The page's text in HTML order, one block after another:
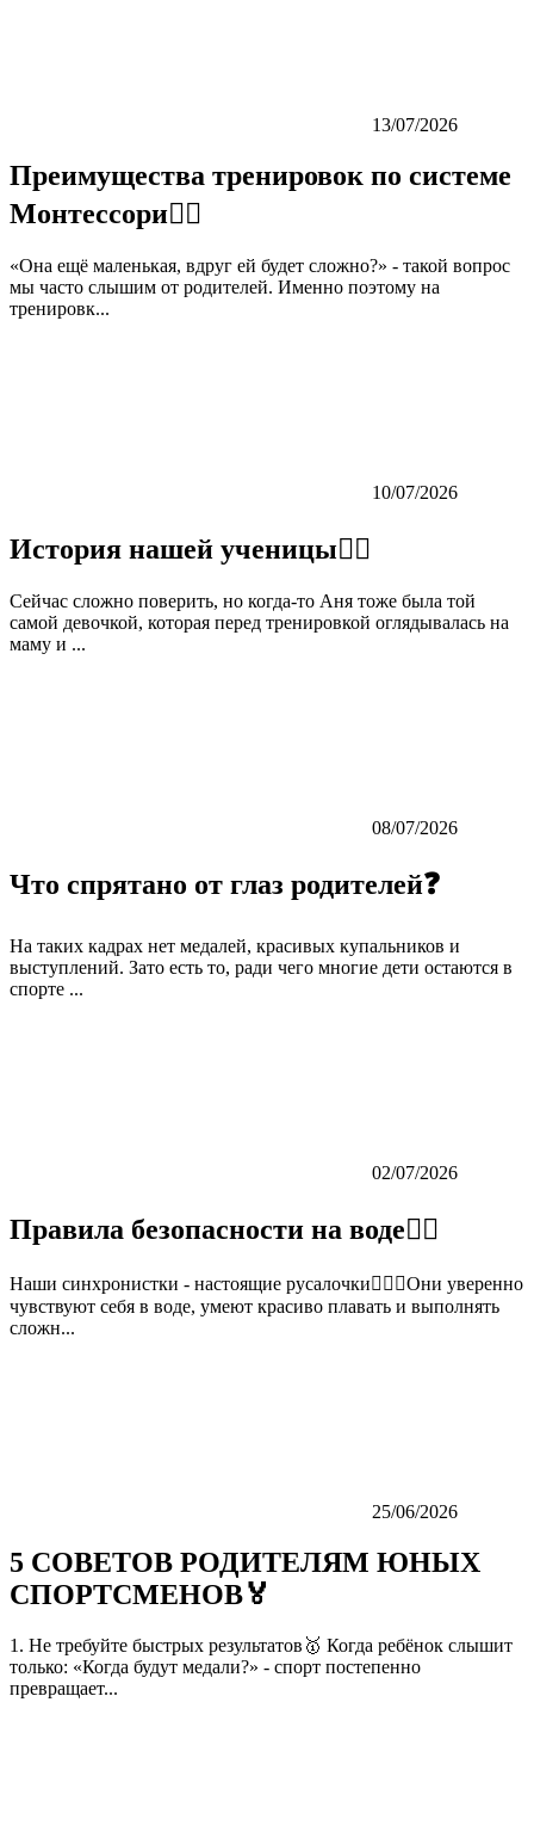
13/07/2026
Преимущества тренировок по системе
Монтессори👇🏼
«Она ещё маленькая, вдруг ей будет сложно?» - такой вопрос
мы часто слышим от родителей. Именно поэтому на
тренировк...
10/07/2026
История нашей ученицы👇🏼
Сейчас сложно поверить, но когда-то Аня тоже была той
самой девочкой, которая перед тренировкой оглядывалась на
маму и ...
08/07/2026
Что спрятано от глаз родителей❓
На таких кадрах нет медалей, красивых купальников и
выступлений. Зато есть то, ради чего многие дети остаются в
спорте ...
02/07/2026
Правила безопасности на воде👇🏼
Наши синхронистки - настоящие русалочки🏊‍♀️💙Они уверенно
чувствуют себя в воде, умеют красиво плавать и выполнять
сложн...
25/06/2026
5 СОВЕТОВ РОДИТЕЛЯМ ЮНЫХ
СПОРТСМЕНОВ🏅
1. Не требуйте быстрых результатов🥇 Когда ребёнок слышит
только: «Когда будут медали?» - спорт постепенно
превращает...